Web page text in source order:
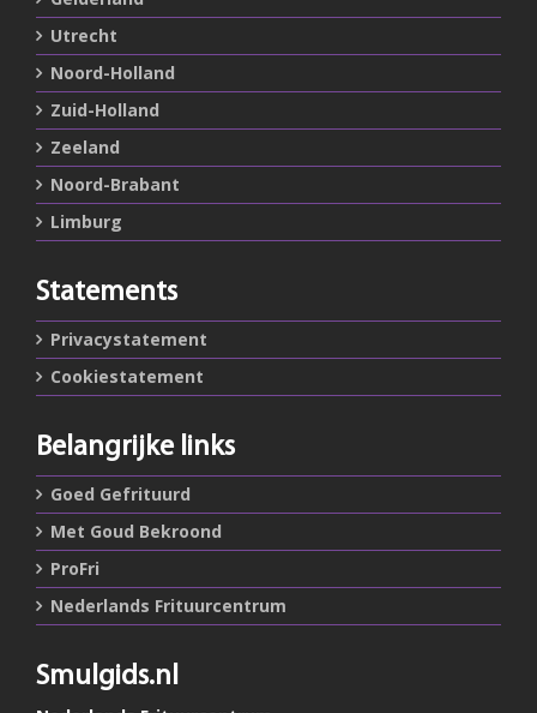
Utrecht
Noord-Holland
Zuid-Holland
Zeeland
Noord-Brabant
Limburg
Statements
Privacystatement
Cookiestatement
Belangrijke links
Goed Gefrituurd
Met Goud Bekroond
ProFri
Nederlands Frituurcentrum
Smulgids.nl